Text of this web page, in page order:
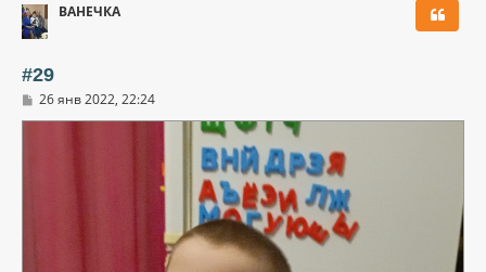
у
к
ВАНЕЧКА
#29
С
26 янв 2022, 22:24